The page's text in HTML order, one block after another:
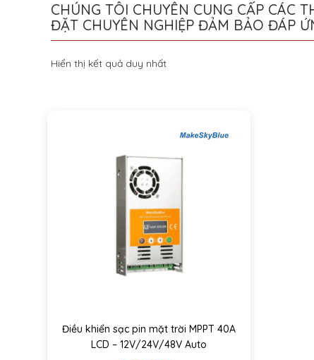
CHÚNG TÔI CHUYÊN CUNG CẤP CÁC
ĐẶT CHUYÊN NGHIỆP ĐẢM BẢO ĐÁP
Hiển thị kết quả duy nhất
Điều khiển sạc pin mặt trời MPPT 40A
LCD – 12V/24V/48V Auto